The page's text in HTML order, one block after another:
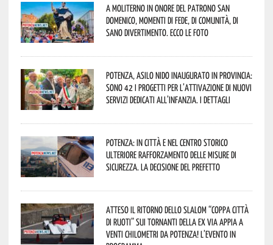
A Moliterno in onore del Patrono San
Domenico, momenti di fede, di comunità, di
sano divertimento. Ecco le foto
Potenza, asilo nido inaugurato in provincia:
sono 42 i progetti per l’attivazione di nuovi
servizi dedicati all’infanzia. I dettagli
Potenza: in città e nel centro storico
ulteriore rafforzamento delle misure di
sicurezza. La decisione del Prefetto
Atteso il ritorno dello slalom “Coppa Città
di Ruoti” sui tornanti della ex via Appia a
venti chilometri da Potenza! L’evento in